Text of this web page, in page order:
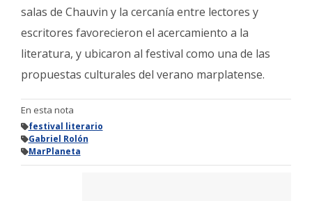
salas de Chauvin y la cercanía entre lectores y
escritores favorecieron el acercamiento a la
literatura, y ubicaron al festival como una de las
propuestas culturales del verano marplatense.
En esta nota
festival literario
Gabriel Rolón
MarPlaneta